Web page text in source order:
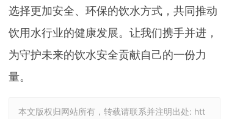
选择更加安全、环保的饮水方式，共同推动
饮用水行业的健康发展。让我们携手并进，
为守护未来的饮水安全贡献自己的一份力
量。
本文版权归网站所有，转载请联系并注明出处: htt